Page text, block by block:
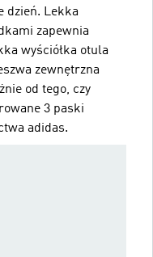
dzień. Lekka
zapewnia
wyściółka otula
zewnętrzna
od tego, czy
3 paski
adidas.